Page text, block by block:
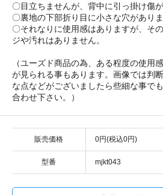
〇目立ちませんが、背中に引っ掛け傷
〇裏地の下部折り目に小さな穴がありま
〇それなりに使用感はありますが、そ
ジや汚れはありません。
（ユーズド商品の為、ある程度の使用
が見られる事もあります。画像では判
な点などがございましたら些細な事で
合わせ下さい。）
販売価格 0円(税込0円)
型番 mjkt043